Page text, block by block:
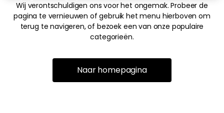
Wij verontschuldigen ons voor het ongemak. Probeer de
pagina te vernieuwen of gebruik het menu hierboven om
terug te navigeren, of bezoek een van onze populaire
categorieën.
Naar homepagina